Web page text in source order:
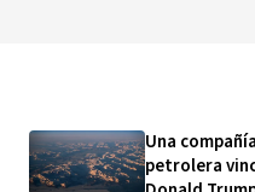
Una
petrolera